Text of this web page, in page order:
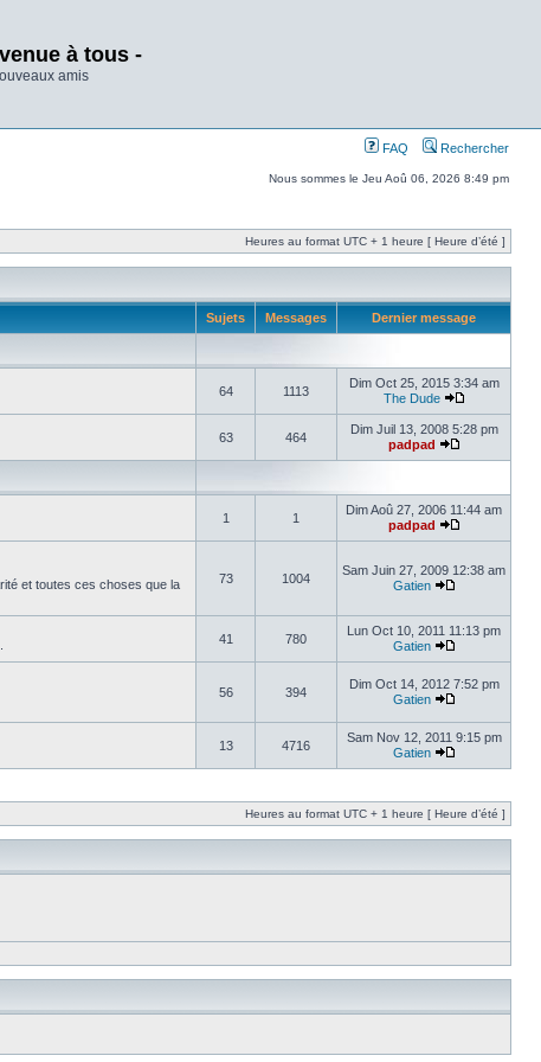
à tous -
amis
FAQ Rechercher
Nous sommes le Jeu Aoû 06, 2026 8:49 pm
Heures au format UTC + 1 heure [ Heure d’été ]
Sujets Messages Dernier message
64 1113
Dim Oct 25, 2015 3:34 am
The Dude
63 464
Dim Juil 13, 2008 5:28 pm
padpad
1 1
Dim Aoû 27, 2006 11:44 am
padpad
et toutes ces choses que la
73 1004
Sam Juin 27, 2009 12:38 am
Gatien
41 780
Lun Oct 10, 2011 11:13 pm
Gatien
56 394
Dim Oct 14, 2012 7:52 pm
Gatien
13 4716
Sam Nov 12, 2011 9:15 pm
Gatien
Heures au format UTC + 1 heure [ Heure d’été ]